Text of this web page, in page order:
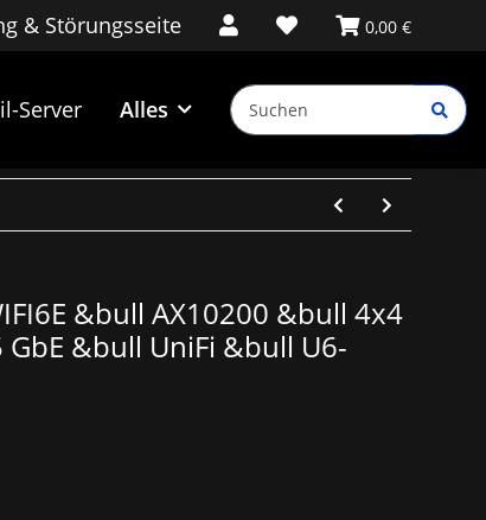
& Störungsseite 0,00 €
Server Alles
&bull AX10200 &bull 4x4
&bull UniFi &bull U6-